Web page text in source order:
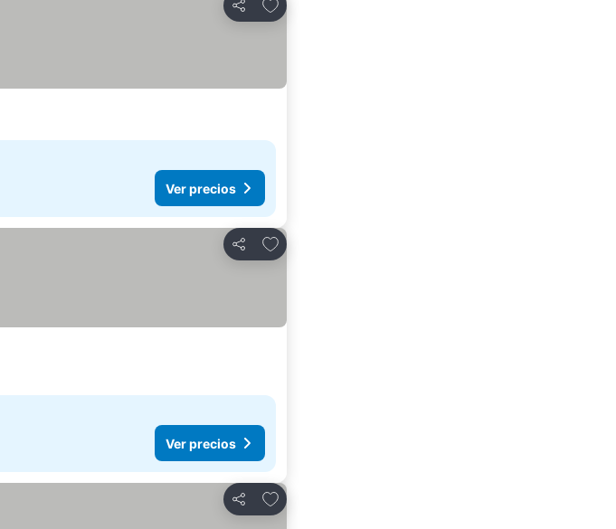
Compartir
Ver precios
Compartir
Agregar a favoritos
Ver precios
Compartir
Agregar a favoritos